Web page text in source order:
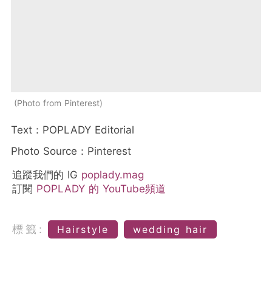
Photo from Pinterest
Text：POPLADY Editorial
Photo Source：Pinterest
追蹤我們的 IG poplady.mag
訂閱 POPLADY 的 YouTube頻道
標籤: Hairstyle wedding hair